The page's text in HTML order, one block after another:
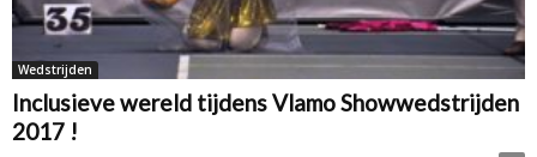
Wedstrijden
Inclusieve wereld tijdens Vlamo Showwedstrijden
2017 !